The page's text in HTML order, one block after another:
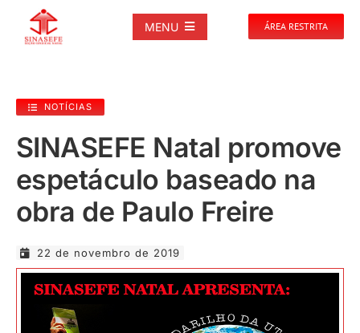
MENU
NOTÍCIAS
PUBLICAÇÕES
DOCUMENTOS
GALERIAS
ÁREA RESTRITA
NOTÍCIAS
SINASEFE Natal promove
espetáculo baseado na
obra de Paulo Freire
22 de novembro de 2019